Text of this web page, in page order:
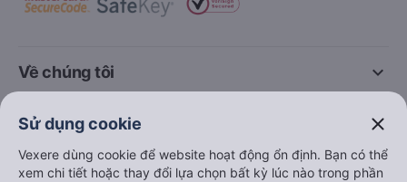
Xe đi Đà Lạt từ Sài Gòn
Xe đi Hải Phòng từ Hà Nội
Vé tàu Đà Nẵng Huế
Thuê xe
Sử dụng cookie close
Vexere dùng cookie để website hoạt động ổn định. Bạn có thể
xem chi tiết hoặc thay đổi lựa chọn bất kỳ lúc nào trong phần